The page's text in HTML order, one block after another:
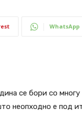
WhatsApp
се бори со многу
неопходно е под